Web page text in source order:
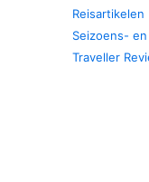
Reisartikelen
Seizoens-
Traveller